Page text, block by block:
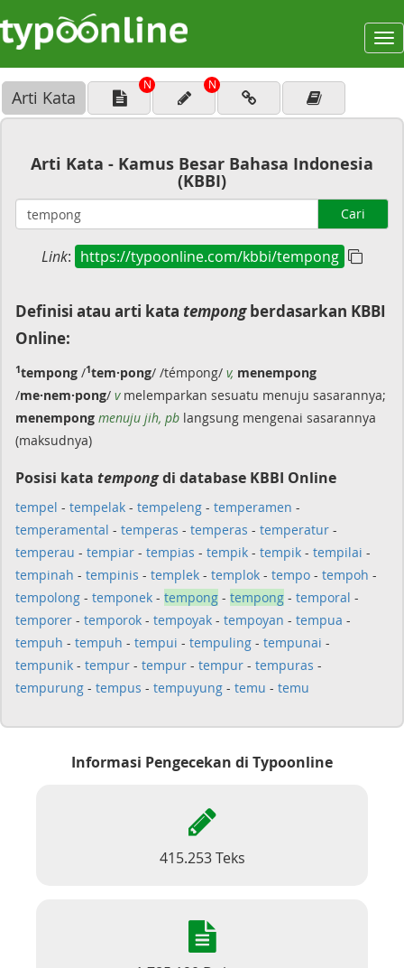
Arti Kata
N N
Arti Kata - Kamus Besar Bahasa Indonesia
(KBBI)
Cari
Link: https://typoonline.com/kbbi/tempong
Definisi atau arti kata tempongberdasarkan KBBI
Online:
1tempong /1tem·pong/ /témpong/ v, menempong
/me·nem·pong/ vmelemparkan sesuatu menuju sasarannya;
menempong menuju jih, pb langsung mengenai sasarannya
(maksudnya)
Posisi kata tempongdi database KBBI Online
tempel - tempelak - tempeleng - temperamen -
temperamental - temperas - temperas - temperatur -
temperau - tempiar - tempias - tempik - tempik - tempilai -
tempinah - tempinis - templek - templok - tempo - tempoh -
tempolong - temponek - tempong - tempong - temporal -
temporer - temporok - tempoyak - tempoyan - tempua -
tempuh - tempuh - tempui - tempuling - tempunai -
tempunik - tempur - tempur - tempur - tempuras -
tempurung - tempus - tempuyung - temu - temu
Informasi Pengecekan di Typoonline
415.253 Teks